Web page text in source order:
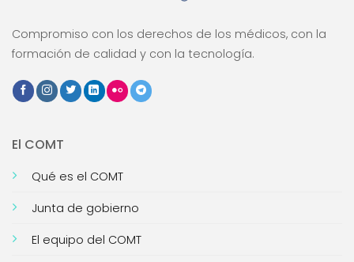
Compromiso con los derechos de los médicos, con la
formación de calidad y con la tecnología.
El COMT
Qué es el COMT
Junta de gobierno
El equipo del COMT